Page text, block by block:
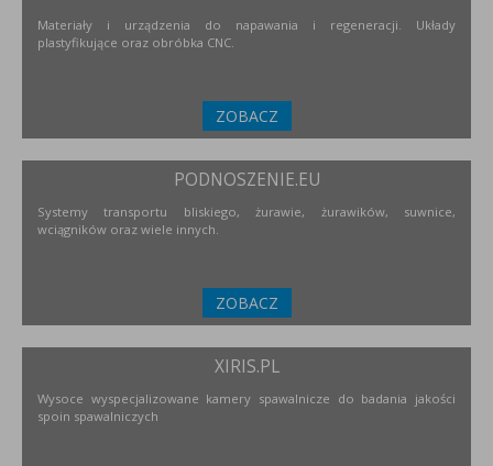
Materiały i urządzenia do napawania i regeneracji. Układy
plastyfikujące oraz obróbka CNC.
ZOBACZ
PODNOSZENIE.EU
Systemy transportu bliskiego, żurawie, żurawików, suwnice,
wciągników oraz wiele innych.
ZOBACZ
XIRIS.PL
Wysoce wyspecjalizowane kamery spawalnicze do badania jakości
spoin spawalniczych